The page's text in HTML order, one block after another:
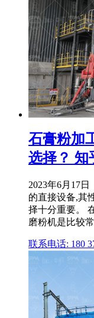
石膏粉加
选择？ 知
2023年6月17
的直接设备,其
择十分重要。
磨粉机是比较
联系电话: 180